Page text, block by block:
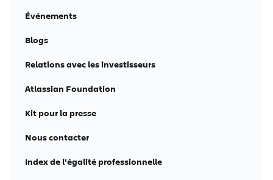
Événements
Blogs
Relations avec les investisseurs
Atlassian Foundation
Kit pour la presse
Nous contacter
Index de l'égalité professionnelle